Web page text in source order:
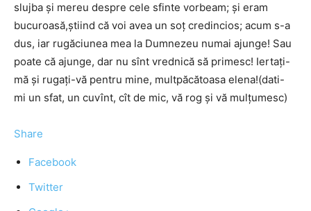
slujba și mereu despre cele sfinte vorbeam; și eram
bucuroasă,știind că voi avea un soț credincios; acum s-a
dus, iar rugăciunea mea la Dumnezeu numai ajunge! Sau
poate că ajunge, dar nu sînt vrednică să primesc! Iertați-
mă și rugați-vă pentru mine, multpăcătoasa elena!(dati-
mi un sfat, un cuvînt, cît de mic, vă rog și vă mulțumesc)
Share
Facebook
Twitter